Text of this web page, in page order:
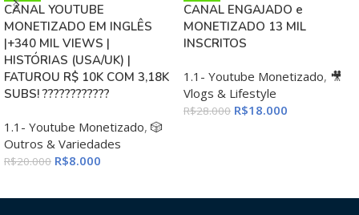
CANAL YOUTUBE
MONETIZADO EM INGLÊS
|+340 MIL VIEWS |
HISTÓRIAS (USA/UK) |
FATUROU R$ 10K COM 3,18K
SUBS! ????????????
1.1- Youtube Monetizado, 🎲
Outros & Variedades
R$20.000 R$8.000
CANAL ENGAJADO e
MONETIZADO 13 MIL
INSCRITOS
1.1- Youtube Monetizado, 🎥
Vlogs & Lifestyle
R$28.000 R$18.000